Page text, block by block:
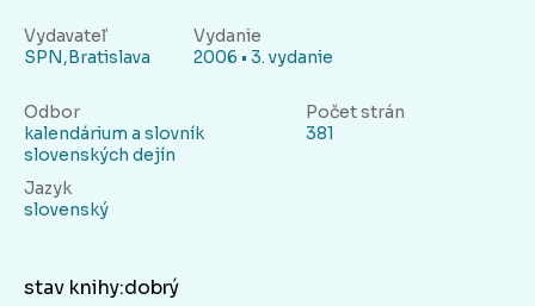
Vydavateľ
SPN,Bratislava
Vydanie
2006 • 3. vydanie
Odbor
kalendárium a slovník
slovenských dejín
Počet strán
381
Jazyk
slovenský
stav knihy:dobrý